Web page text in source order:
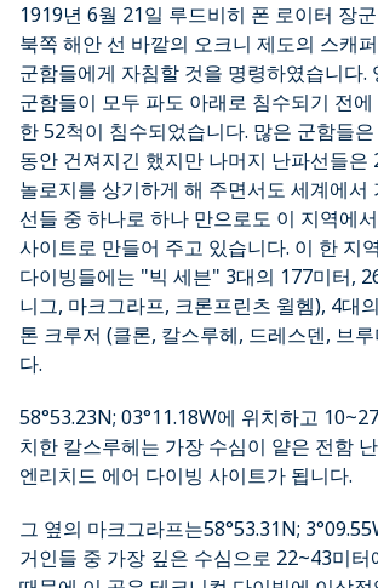
1919년 6월 21일 루드비히 폰 로이터 장
북쪽 해안 선 바깥의 오크니 제도의 스캐
군함들에게 자침할 것을 명령하였습니다.
군함들이 모두 파도 아래로 침수되기 전
한 52척이 침수되었습니다. 많은 군함들
동안 건져지긴 했지만 나머지 난파선들은
놀로지를 상기하게 해 주면서도 세계에서
선들 중 하나로 하나 만으로도 이 지역에
사이트로 만들어 주고 있습니다. 이 한 지
다이빙들에는 "빅 세븐" 3대의 177미터,
니그, 마크그라프, 크론프린츠 윌헴), 4대
톤 크루저 (클론, 칼스루헤, 드레스덴, 브
다.
58°53.23N; 03°11.18W에 위치하고
치한 칼스루헤는 가장 수심이 얕은 전함
엔리치드 에어 다이빙 사이트가 됩니다.
그 옆의 마크그라프는58°53.31N;
거인들 중 가장 깊은 수심으로 22~43미터